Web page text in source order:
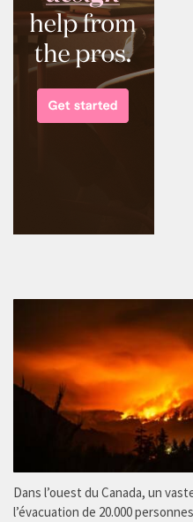
Dans l’ouest du Canada, un
l’évacuation de 20.000